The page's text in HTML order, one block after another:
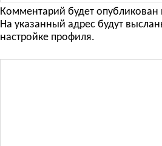
Комментарий будет опубликован
На указанный адрес будут
настройке профиля.